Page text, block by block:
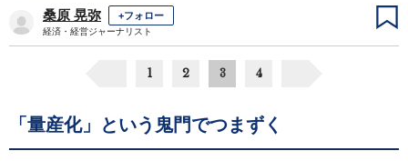
桑原 晃弥 +フォロー
経済・経営ジャーナリスト
1 2 3 4
「量産化」という鬼門でつまずく